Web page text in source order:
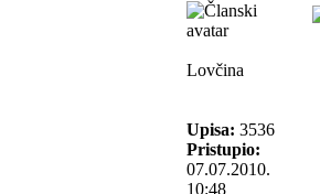
Lovčina
Upisa: 3536
Pristupio:
07.07.2010.
10:48